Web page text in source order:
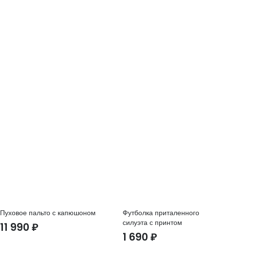
Пуховое пальто с капюшоном
11 990 ₽
Футболка приталенного
силуэта с принтом
1 690 ₽